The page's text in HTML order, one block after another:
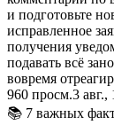
и подготовьте
исправленное
получения
подавать всё
вовремя
960 просм.3 авг.,
📚 7 важных